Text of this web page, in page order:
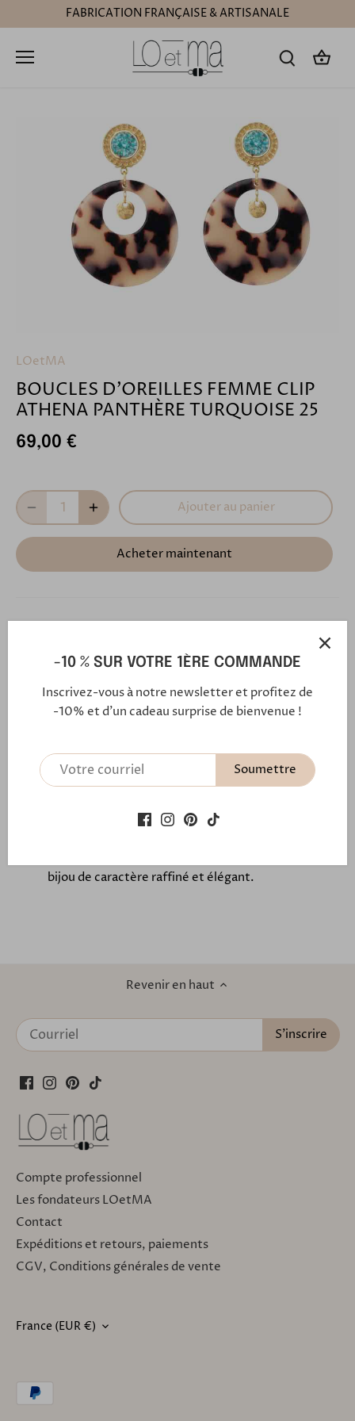
au
FABRICATION FRANÇAISE & ARTISANALE
LOetMA
BOUCLES D'OREILLES FEMME CLIP
ATHENA PANTHÈRE TURQUOISE 25
69,00 €
Ajouter au panier
Acheter maintenant
entièrement à la main dans notre atelier en
Provence.
Ces boucles d'oreilles aux allures ethniques sont
montées sur une pièce ronde d'acétate de 35 mm
motif panthère. Le clip en acier inoxydable porte
turquoise. Découvrez toute la collection ATHENA.
bijou de caractère raffiné et élégant.
Revenir en haut
Compte professionnel
Les fondateurs LOetMA
Contact
Expéditions et retours, paiements
CGV, Conditions générales de vente
DEVISE
France (EUR €)
-10 % SUR VOTRE 1ÈRE COMMANDE
Inscrivez-vous à notre newsletter et profitez de
-10% et d'un cadeau surprise de bienvenue !
Soumettre